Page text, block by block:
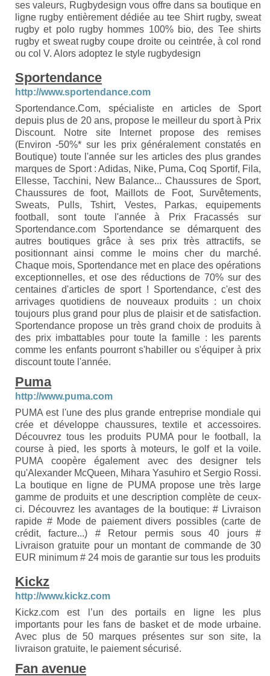
ses valeurs, Rugbydesign vous offre dans sa boutique en
ligne rugby entièrement dédiée au tee Shirt rugby, sweat
rugby et polo rugby hommes 100% bio, des Tee shirts
rugby et sweat rugby coupe droite ou ceintrée, à col rond
ou col V. Alors adoptez le style rugbydesign
Sportendance
http://www.sportendance.com
Sportendance.Com, spécialiste en articles de Sport
depuis plus de 20 ans, propose le meilleur du sport à Prix
Discount. Notre site Internet propose des remises
(Environ -50%* sur les prix généralement constatés en
Boutique) toute l'année sur les articles des plus grandes
marques de Sport : Adidas, Nike, Puma, Coq Sportif, Fila,
Ellesse, Tacchini, New Balance... Chaussures de Sport,
Chaussures de foot, Maillots de Foot, Survêtements,
Sweats, Pulls, Tshirt, Vestes, Parkas, equipements
football, sont toute l'année à Prix Fracassés sur
Sportendance.com Sportendance se démarquent des
autres boutiques grâce à ses prix très attractifs, se
positionnant ainsi comme le moins cher du marché.
Chaque mois, Sportendance met en place des opérations
exceptionnelles, et ose des réductions de 70% sur des
centaines d'articles de sport ! Sportendance, c'est des
arrivages quotidiens de nouveaux produits : un choix
toujours plus grand pour plus de plaisir et de satisfaction.
Sportendance propose un très grand choix de produits à
des prix imbattables pour toute la famille : les parents
comme les enfants pourront s'habiller ou s'équiper à prix
discount toute l'année.
Puma
http://www.puma.com
PUMA est l'une des plus grande entreprise mondiale qui
crée et développe chaussures, textile et accessoires.
Découvrez tous les produits PUMA pour le football, la
course à pied, les sports à moteurs, le golf et la voile.
PUMA coopère également avec des designer tels
qu'Alexander McQueen, Mihara Yasuhiro et Sergio Rossi.
La boutique en ligne de PUMA propose une très large
gamme de produits et une description complète de ceux-
ci. Découvrez les avantages de la boutique: # Livraison
rapide # Mode de paiement divers possibles (carte de
crédit, facture...) # Retour permis sous 40 jours #
Livraison gratuite pour un montant de commande de 30
EUR minimum # 24 mois de garantie sur tous les produits
Kickz
http://www.kickz.com
Kickz.com est l’un des portails en ligne les plus
importants pour les fans de basket et de mode urbaine.
Avec plus de 50 marques présentes sur son site, la
livraison gratuite, le paiement sécurisé.
Fan avenue